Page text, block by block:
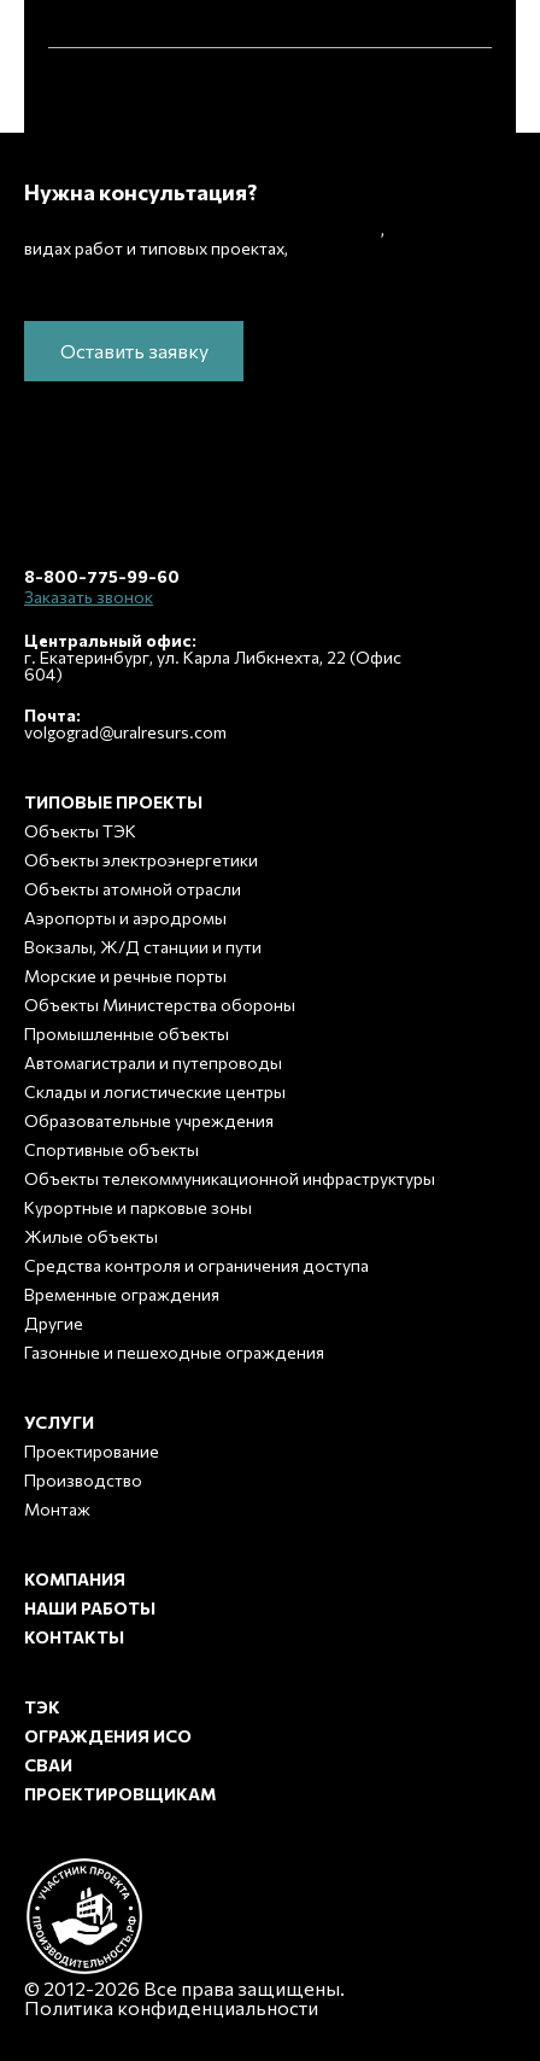
Нужна консультация?
,
видах работ и типовых проектах,
стоимость и подготовим индивидуальное
Оставить заявку
8-800-775-99-60
Заказать звонок
Центральный офис:
г. Екатеринбург, ул. Карла Либкнехта, 22 (Офис
604)
Почта:
volgograd@uralresurs.com
ТИПОВЫЕ ПРОЕКТЫ
Объекты ТЭК
Объекты электроэнергетики
Объекты атомной отрасли
Аэропорты и аэродромы
Вокзалы, Ж/Д станции и пути
Морские и речные порты
Объекты Министерства обороны
Промышленные объекты
Автомагистрали и путепроводы
Склады и логистические центры
Образовательные учреждения
Спортивные объекты
Объекты телекоммуникационной инфраструктуры
Курортные и парковые зоны
Жилые объекты
Средства контроля и ограничения доступа
Временные ограждения
Другие
Газонные и пешеходные ограждения
УСЛУГИ
Проектирование
Производство
Монтаж
КОМПАНИЯ
НАШИ РАБОТЫ
КОНТАКТЫ
ТЭК
ОГРАЖДЕНИЯ ИСО
СВАИ
ПРОЕКТИРОВЩИКАМ
© 2012-2026 Все права защищены.
Политика конфиденциальности